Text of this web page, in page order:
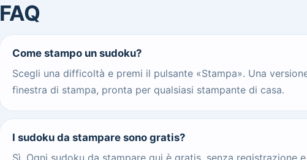
FAQ
Come stampo un sudoku?
Scegli una difficoltà e premi il pulsante «Stampa». Una
finestra di stampa, pronta per qualsiasi stampante di casa.
I sudoku da stampare sono gratis?
Sì. Ogni sudoku da stampare qui è gratis, senza registrazione